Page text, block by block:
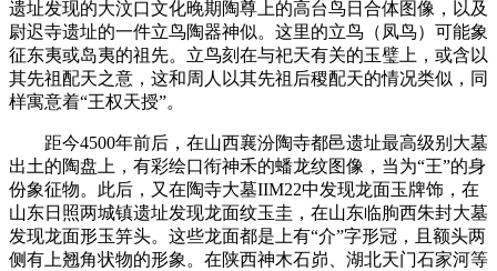
遗址发现的大汶口文化晚期陶尊上的高台鸟日合体图像，以及
尉迟寺遗址的一件立鸟陶器神似。这里的立鸟（凤鸟）可能象
征东夷或岛夷的祖先。立鸟刻在与祀天有关的玉璧上，或含以
其先祖配天之意，这和周人以其先祖后稷配天的情况类似，同
样寓意着“王权天授”。
距今4500年前后，在山西襄汾陶寺都邑遗址最高级别大墓
出土的陶盘上，有彩绘口衔神禾的蟠龙纹图像，当为“王”的身
份象征物。此后，又在陶寺大墓IIM22中发现龙面玉牌饰，在
山东日照两城镇遗址发现龙面纹玉圭，在山东临朐西朱封大墓
发现龙面形玉笄头。这些龙面都是上有“介”字形冠，且额头两
侧有上翘角状物的形象。在陕西神木石峁、湖北天门石家河等